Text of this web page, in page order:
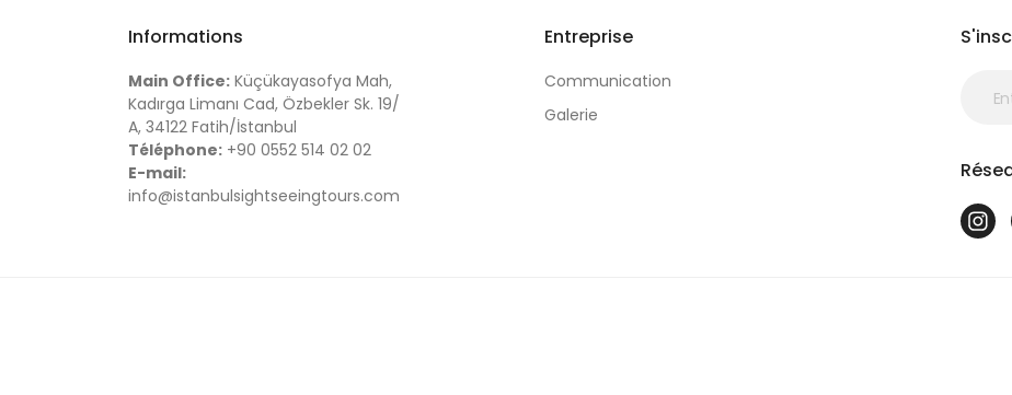
Informations
Main Office: Küçükayasofya Mah,
Kadırga Limanı Cad, Özbekler Sk. 19/
A, 34122 Fatih/İstanbul
Téléphone: +90 0552 514 02 02
E-mail:
info@istanbulsightseeingtours.com
Entreprise
Communication
Galerie